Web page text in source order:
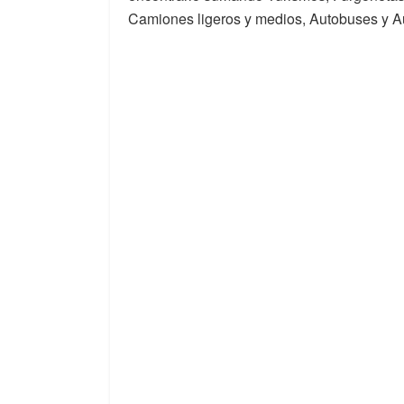
Camiones ligeros y medios, Autobuses y